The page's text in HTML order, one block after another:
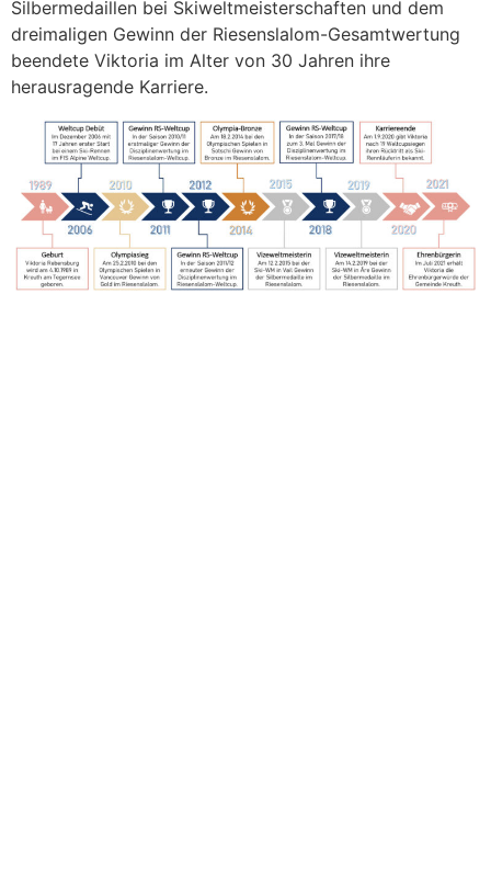
Silbermedaillen bei Skiweltmeisterschaften und dem
dreimaligen Gewinn der Riesenslalom-Gesamtwertung
beendete Viktoria im Alter von 30 Jahren ihre
herausragende Karriere.